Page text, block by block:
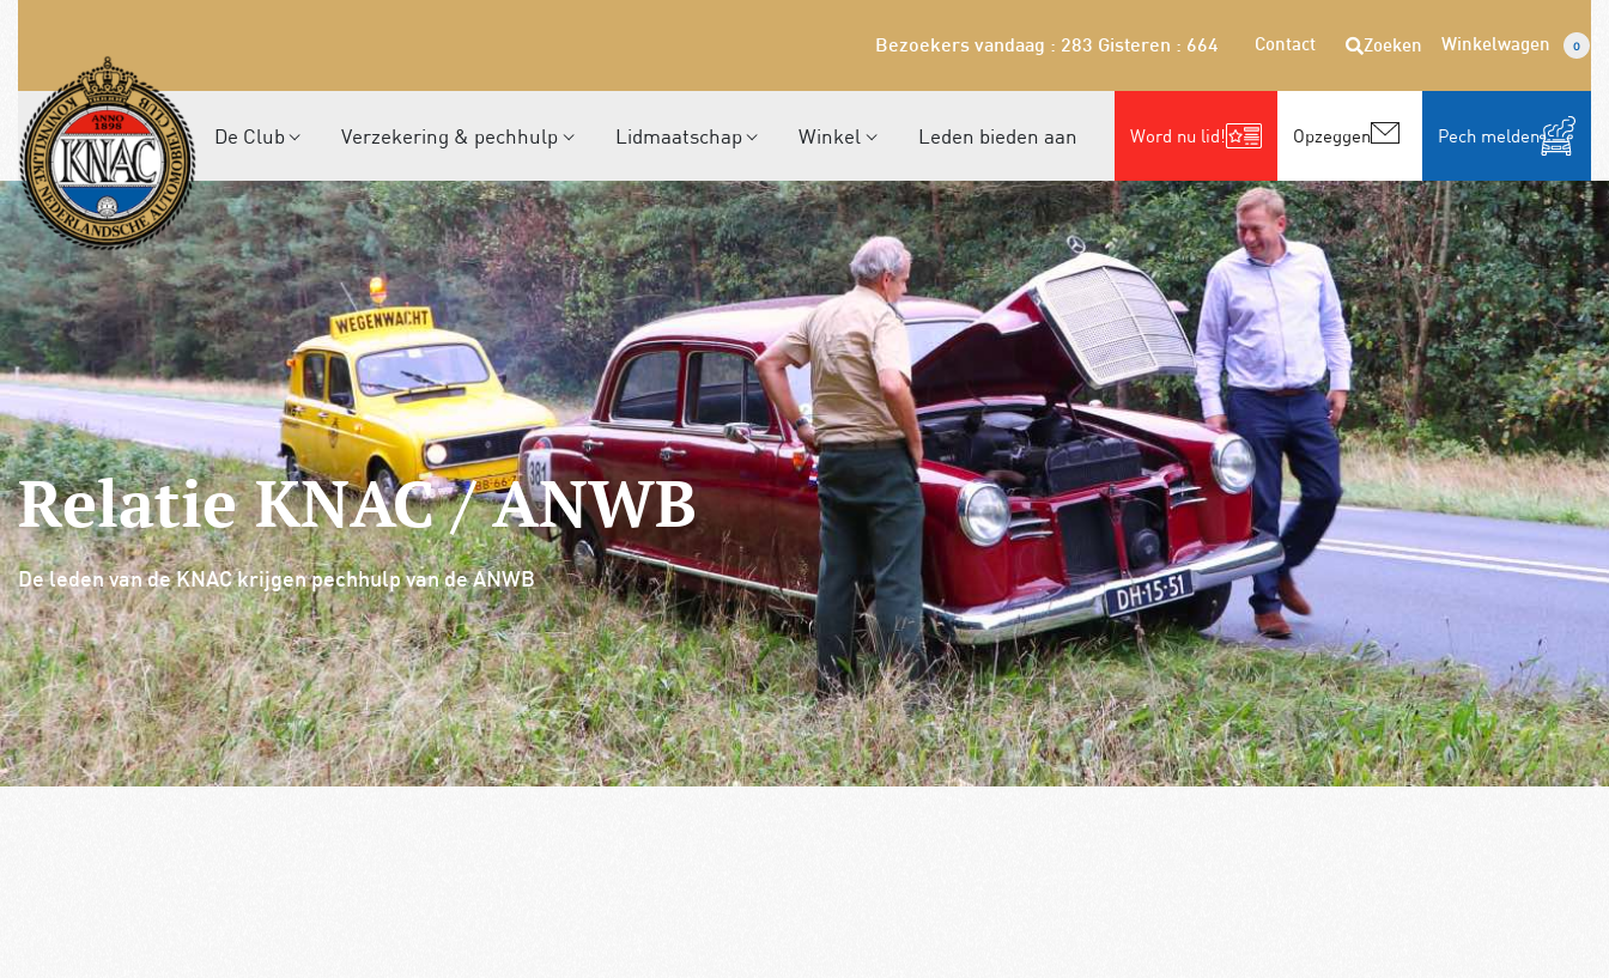
Bezoekers vandaag : 283 Gisteren : 664 Contact Zoeken Winkelwagen 0
De Club Verzekering & pechhulp Lidmaatschap Winkel Leden bieden aan Word nu lid! Opzeggen Pech melden
Relatie KNAC / ANWB
De leden van de KNAC krijgen pechhulp van de ANWB